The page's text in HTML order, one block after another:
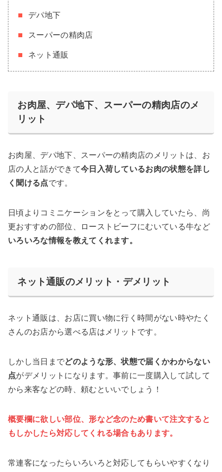
デパ地下
スーパーの精肉店
ネット通販
お肉屋、デパ地下、スーパーの精肉店のメ
リット
お肉屋、デパ地下、スーパーの精肉店のメリットは、お
店の人と話ができて今日入荷しているお肉の状態を詳し
く聞ける点です。
日頃よりコミニケーションをとって購入していたら、尚
更おすすめの部位、ローストビーフにむいている牛など
いろいろな情報を教えてくれます。
ネット通販のメリット・デメリット
ネット通販は、お店に買い物に行く時間がない時やたく
さんのお店から選べる店はメリットです。
しかし当日までどのような形、状態で届くかわからない
点がデメリットになります。事前に一度購入して試して
から来客などの時、頼むといいでしょう！
概要欄に欲しい部位、形など念のため書いて注文すると
もしかしたら対応してくれる場合もあります。
常連客になったらいろいろと対応してもらいやすくなり